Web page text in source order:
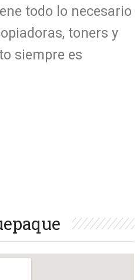
todo lo necesario
toners y
siempre es